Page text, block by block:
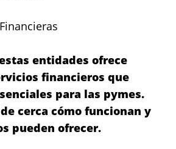
entidades ofrece
financieros que
para las pymes.
cerca cómo funcionan y
pueden ofrecer.